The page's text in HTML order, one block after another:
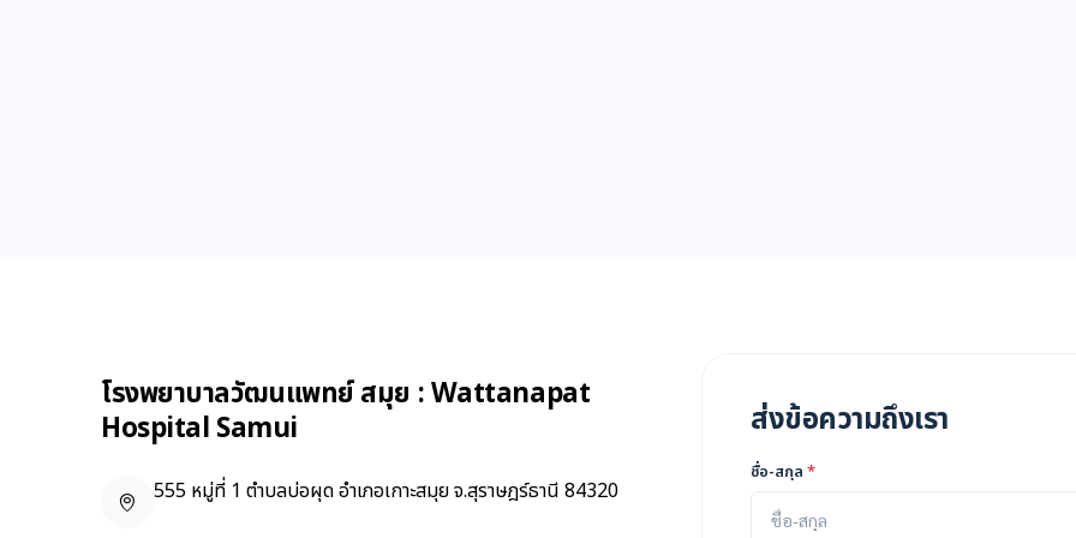
โรงพยาบาลวัฒนแพทย์ สมุย : Wattanapat
Hospital Samui
555 หมู่ที่ 1 ตำบลบ่อผุด อำเภอเกาะสมุย จ.สุราษฎร์ธานี 84320
ส่งข้อความถึงเรา
ชื่อ-สกุล *